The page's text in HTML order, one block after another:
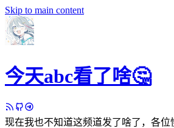
Skip to main content
今天abc看了啥🤔
现在我也不知道这频道发了啥了，各位